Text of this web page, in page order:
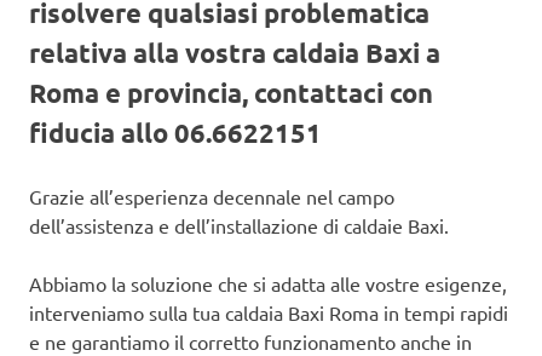
risolvere qualsiasi problematica
relativa alla vostra caldaia Baxi a
Roma e provincia, contattaci con
fiducia allo 06.6622151
Grazie all’esperienza decennale nel campo
dell’assistenza e dell’installazione di caldaie Baxi.
Abbiamo la soluzione che si adatta alle vostre esigenze,
interveniamo sulla tua caldaia Baxi Roma in tempi rapidi
e ne garantiamo il corretto funzionamento anche in